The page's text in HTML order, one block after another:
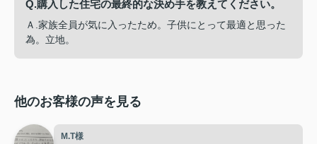
Q.購入した住宅の最終的な決め手を教えてください。
Ａ.家族全員が気に入ったため。子供にとって最適と思った
為。立地。
他のお客様の声を見る
M.T様